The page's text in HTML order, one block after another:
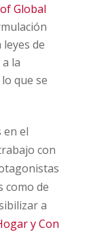
Global
de
la
que se
en el
con
como de
a
y Con